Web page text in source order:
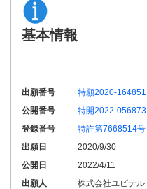
基本情報
出願番号
特願2020-164851
公開番号
特開2022-056873
登録番号
特許第7668514号
出願日
2020/9/30
公開日
2022/4/11
出願人
株式会社ユピテル